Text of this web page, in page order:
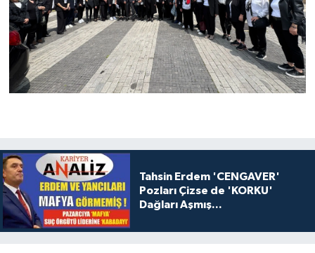
Tahsin Erdem 'CENGAVER'
Pozları Çizse de 'KORKU'
Dağları Aşmış...